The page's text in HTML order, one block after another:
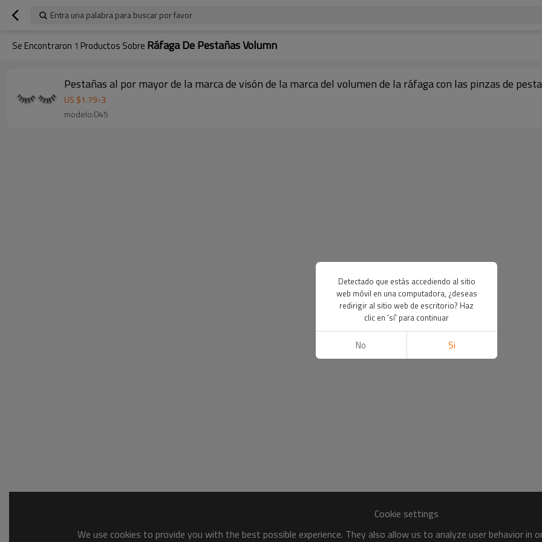
Entra una palabra para buscar por favor
Se Encontraron 1 Productos Sobre Ráfaga De Pestañas Volumn
Pestañas al por mayor de la marca de visón de la marca del volumen de la ráfaga con las pinzas de
US $1.79-3
modelo:045
Cookie settings
We use cookies to provide you with the best possible experience. They also allow us to analyze user behavior
Detectado que estás accediendo al sitio
web móvil en una computadora, ¿deseas
redirigir al sitio web de escritorio? Haz
clic en 'sí' para continuar
No Si